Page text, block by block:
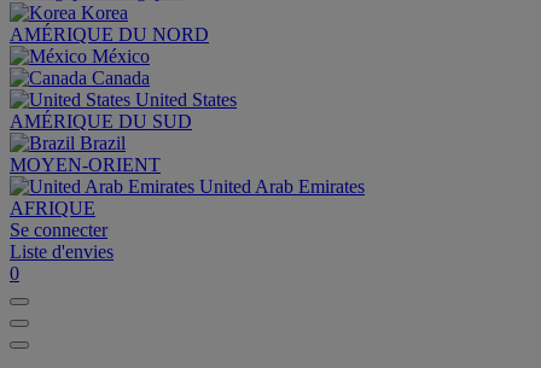
Korea
AMÉRIQUE DU NORD
México
Canada
United States
AMÉRIQUE DU SUD
Brazil
MOYEN-ORIENT
United Arab Emirates
AFRIQUE
Se connecter
Liste d'envies
0